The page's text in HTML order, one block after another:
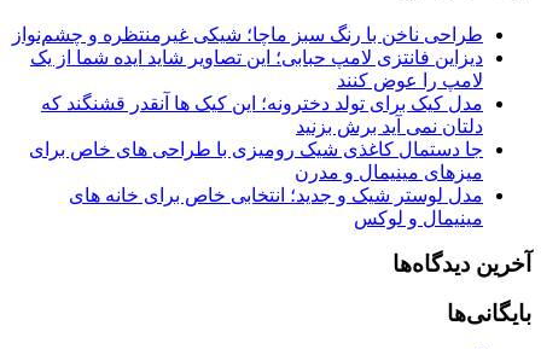
طراحی ناخن با رنگ سبز ماچا؛ شیکی غیرمنتظره و چشم‌نواز
دیزاین فانتزی لامپ حبابی؛ این تصاویر شاید ایده شما از یک
لامپ را عوض کنند
مدل کیک برای تولد دخترونه؛ این کیک ها آنقدر قشنگند که
دلتان نمی آید برش بزنید
جا دستمال کاغذی شیک رومیزی با طراحی های خاص برای
میزهای مینیمال و مدرن
مدل لوستر شیک و جدید؛ انتخابی خاص برای خانه های
مینیمال و لوکس
آخرین دیدگاه‌ها
بایگانی‌ها